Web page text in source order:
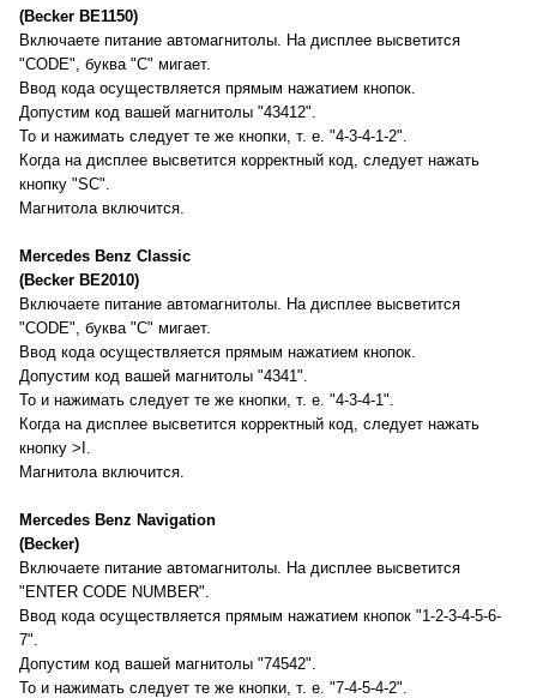
(Becker BE1150)
Включаете питание автомагнитолы. На дисплее высветится
"CODE", буква "C" мигает.
Ввод кода осуществляется прямым нажатием кнопок.
Допустим код вашей магнитолы "43412".
То и нажимать следует те же кнопки, т. е. "4-3-4-1-2".
Когда на дисплее высветится корректный код, следует нажать
кнопку "SC".
Магнитола включится.
Mercedes Benz Classic
(Becker BE2010)
Включаете питание автомагнитолы. На дисплее высветится
"CODE", буква "C" мигает.
Ввод кода осуществляется прямым нажатием кнопок.
Допустим код вашей магнитолы "4341".
То и нажимать следует те же кнопки, т. е. "4-3-4-1".
Когда на дисплее высветится корректный код, следует нажать
кнопку >I.
Магнитола включится.
Mercedes Benz Navigation
(Becker)
Включаете питание автомагнитолы. На дисплее высветится
"ENTER CODE NUMBER".
Ввод кода осуществляется прямым нажатием кнопок "1-2-3-4-5-6-
7".
Допустим код вашей магнитолы "74542".
То и нажимать следует те же кнопки, т. е. "7-4-5-4-2".